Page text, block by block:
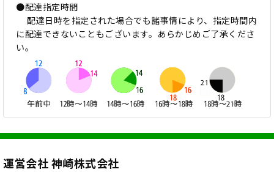
●配達指定時間
配達日時を指定された場合でも諸事情により、指定時間内
に配達できないこともございます。あらかじめご了承くださ
い。
運営会社 神崎株式会社